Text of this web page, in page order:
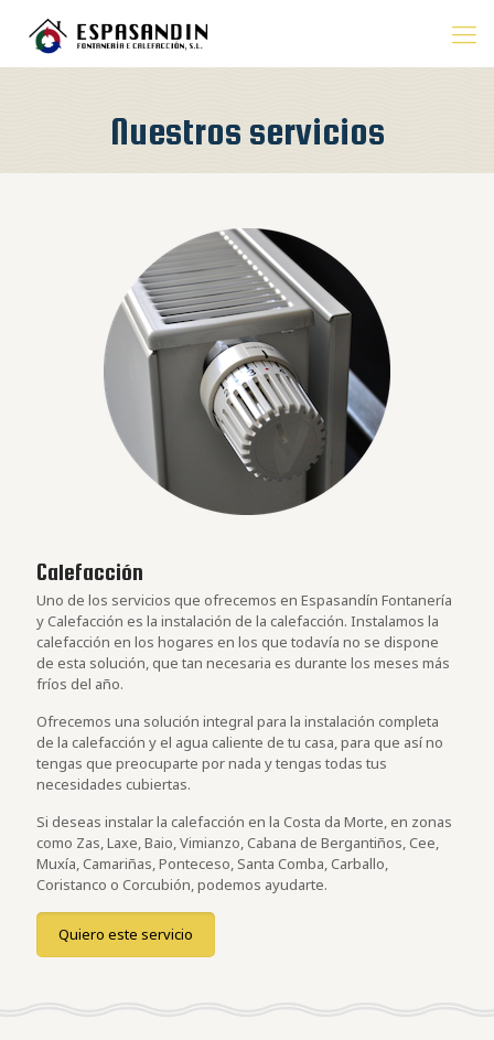
Nuestros servicios
Calefacción
Uno de los servicios que ofrecemos en Espasandín Fontanería
y Calefacción es la instalación de la calefacción. Instalamos la
calefacción en los hogares en los que todavía no se dispone
de esta solución, que tan necesaria es durante los meses más
fríos del año.
Ofrecemos una solución integral para la instalación completa
de la calefacción y el agua caliente de tu casa, para que así no
tengas que preocuparte por nada y tengas todas tus
necesidades cubiertas.
Si deseas instalar la calefacción en la Costa da Morte, en zonas
como Zas, Laxe, Baio, Vimianzo, Cabana de Bergantiños, Cee,
Muxía, Camariñas, Ponteceso, Santa Comba, Carballo,
Coristanco o Corcubión, podemos ayudarte.
Quiero este servicio